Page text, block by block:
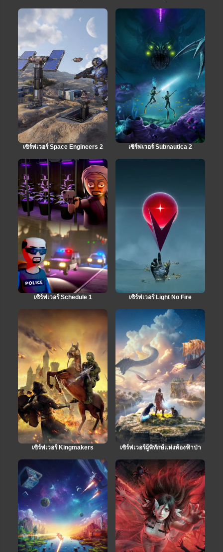
เซิร์ฟเวอร์ Space Engineers 2 เซิร์ฟเวอร์ Subnautica 2
เซิร์ฟเวอร์ Schedule 1 เซิร์ฟเวอร์ Light No Fire
เซิร์ฟเวอร์ Kingmakers เซิร์ฟเวอร์ผู้พิทักษ์แห่งท้องฟ้าป่า